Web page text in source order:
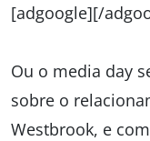
[adgoogle][/
Ou o media day
sobre o
Westbrook, e